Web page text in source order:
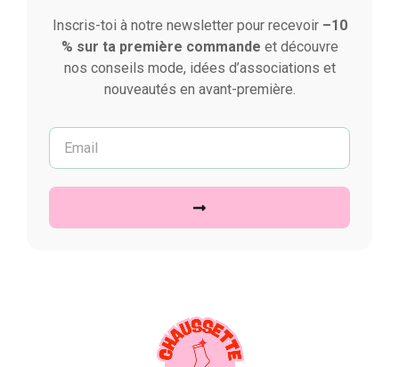
Inscris-toi à notre newsletter pour recevoir –10
% sur ta première commande et découvre
nos conseils mode, idées d’associations et
nouveautés en avant-première.